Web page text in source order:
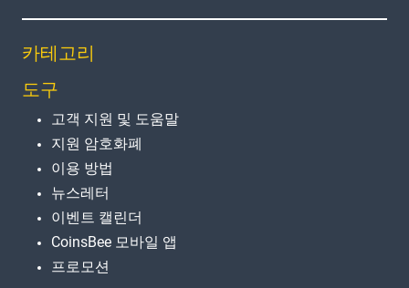
카테고리
도구
고객 지원 및 도움말
지원 암호화폐
이용 방법
뉴스레터
이벤트 캘린더
CoinsBee 모바일 앱
프로모션